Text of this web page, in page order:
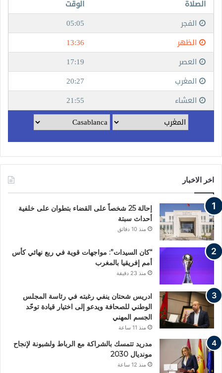
اخر الاخبار
إحالة 25 شخصاً على القضاء بتطوان على خلفية
أحداث سبتة
منذ 10 دقائق
“كان السيدات”: مواجهات قوية في ربع نهائي كأس
أمم إفريقيا بالمغرب
منذ 23 دقيقة
ادريس شحتان ينفي رغبته في رئاسة المجلس
الوطني للصحافة ويدعو إلى اختيار قيادة توحّد
الجسم المهني
منذ 11 ساعة
مدريد تتمسك بالشراكة مع الرباط ولشبونة لإنجاح
مونديال 2030
منذ 12 ساعة